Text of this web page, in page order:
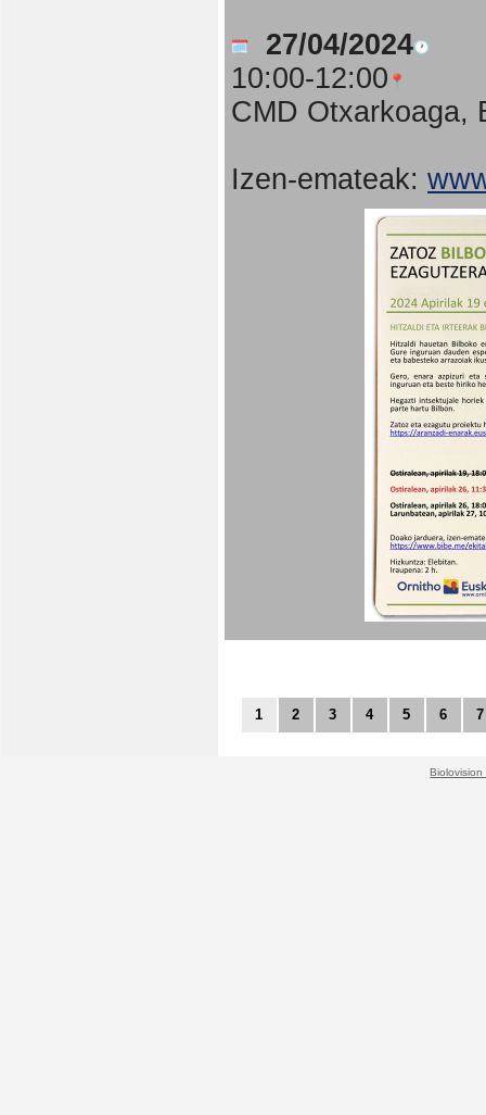
27/04/2024
10:00-12:00
CMD Otxarkoaga,
Izen-emateak:
1 2 3 4 5 6 7
Biolovision